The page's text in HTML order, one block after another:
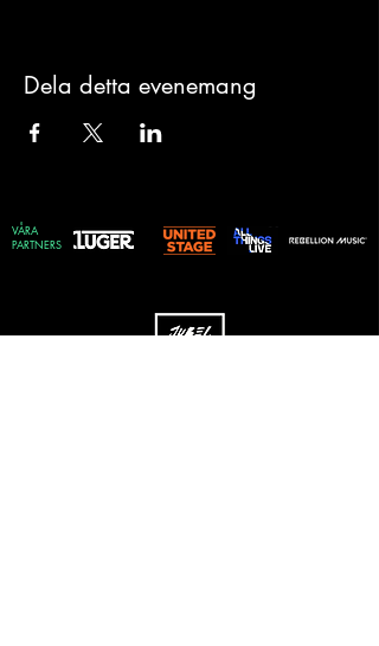
Dela detta evenemang
VÅRA
PARTNERS